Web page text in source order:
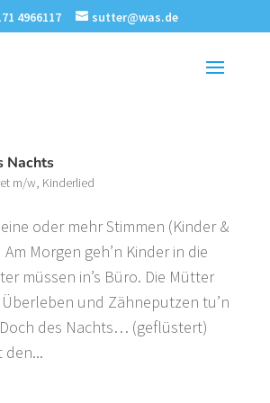
4966117 sutter@was.de
Nachts
m/w, Kinderlied
oder mehr Stimmen (Kinder &
Morgen geh’n Kinder in die
müssen in’s Büro. Die Mütter
und Zähneputzen tu’n
des Nachts… (geflüstert)
den...